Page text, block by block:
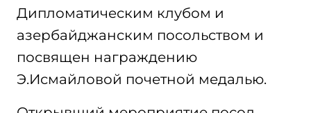
Дипломатическим клубом и
азербайджанским посольством и
посвящен награждению
Э.Исмайловой почетной медалью.